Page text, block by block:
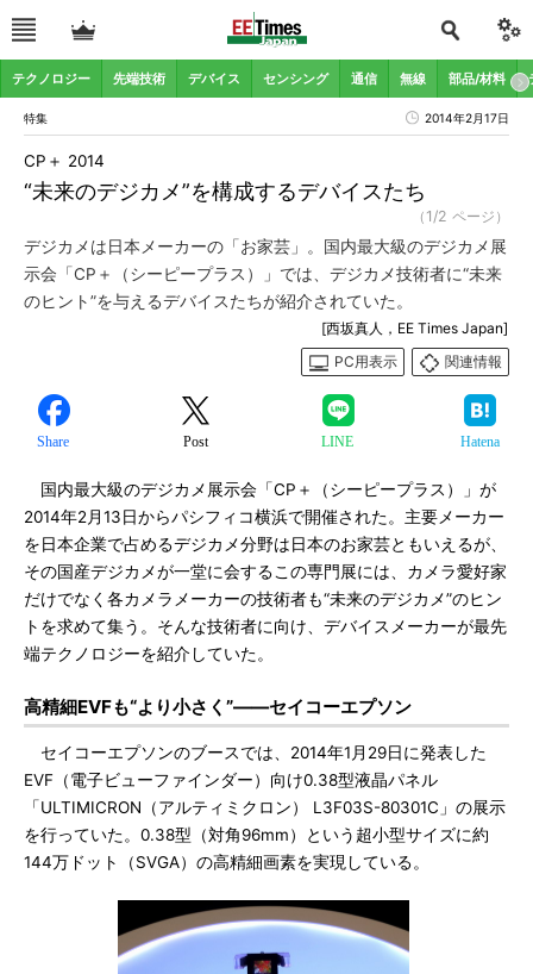
テクノロジー 先端技術 デバイス センシング 通信 無線 部品/材料
特集 2014年2月17日
“未来のデジカメ”を構成するデバイスたち
CP＋ 2014
（1/2 ページ）
デジカメは日本メーカーの「お家芸」。国内最大級のデジカメ展
示会「CP＋（シーピープラス）」では、デジカメ技術者に“未来
のヒント”を与えるデバイスたちが紹介されていた。
[西坂真人，EE Times Japan]
PC用表示
関連情報
Share Post LINE Hatena
国内最大級のデジカメ展示会「CP＋（シーピープラス）」が
2014年2月13日からパシフィコ横浜で開催された。主要メーカー
を日本企業で占めるデジカメ分野は日本のお家芸ともいえるが、
その国産デジカメが一堂に会するこの専門展には、カメラ愛好家
だけでなく各カメラメーカーの技術者も“未来のデジカメ”のヒン
トを求めて集う。そんな技術者に向け、デバイスメーカーが最先
端テクノロジーを紹介していた。
高精細EVFも“より小さく”――セイコーエプソン
セイコーエプソンのブースでは、2014年1月29日に発表した
EVF（電子ビューファインダー）向け0.38型液晶パネル
「ULTIMICRON（アルティミクロン） L3F03S-80301C」の展示
を行っていた。0.38型（対角96mm）という超小型サイズに約
144万ドット（SVGA）の高精細画素を実現している。